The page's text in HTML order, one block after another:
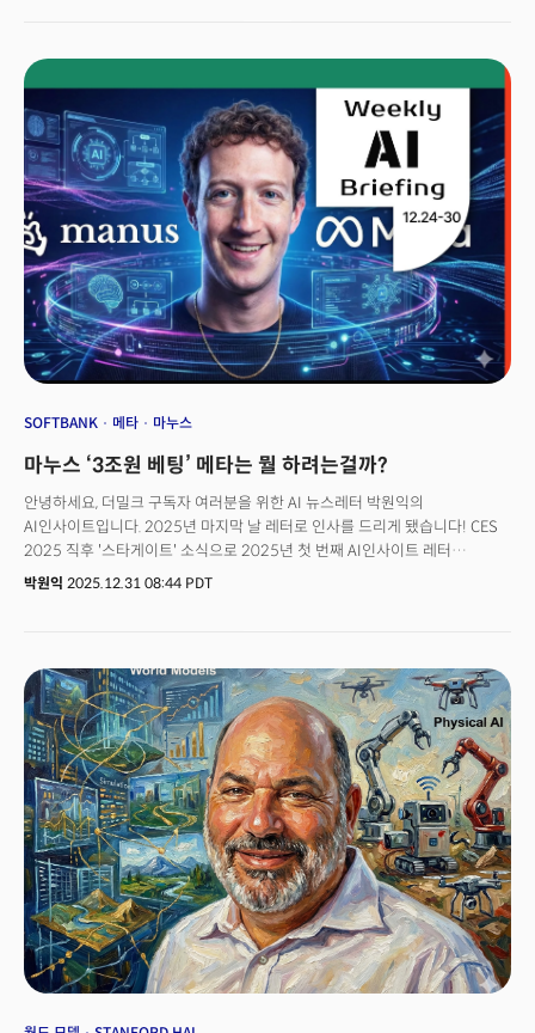
이상의 토트(Tote, 물류용 박스)를 옮기며 많은 데이터를
축적했다. 벨라가푸디 CTO는 특히 데모 영상 등 일부 과대 광고에 주의할
필요가 있다고 조언했다. 묘기를 부리거나 쿵푸를 하는 휴머노이드의 영상은
시선을 끌기 충분하지만, 실제 현장에 로봇을 투입하는 건 전혀 다른
이야기라는 설명이다. 그는 “영상 만으로는 해당 로봇이 그 동작을 완벽하게
수행하기까지 얼마나 많은 시도가 필요했는지 전혀 알 수 없다. 디짓이
배치되는 생산 환경에서는 용납될 수 없는 일”이라며 “예컨대 깨지거나
미끄러운 토트 같은 특수 사례가 발생하더라도 디짓은 문제 없이 업무를 수행,
높은 신뢰성을 제공하도록 설계됐다”고 했다. 핵심은 피지컬 AI와
휴머노이드라는 거대한 혁신의 물결이 이미 시작됐다는 것이다. 더밀크가
CES 2026를 맞아 7일(현지시각) 라스베이거스에서 개최한 ‘K-이노베이션
나이트’에 기조연설로 참여한 벨라가푸디 CTO는 현재의 휴머노이드 열풍이
단순한 유행이 아니라 노동 시장의 압박, 하드웨어의 비약적 발전, ‘피지컬
AI(Physical AI)’의 혁명이 맞물린 결과라고 분석했다. 모건 스탠리나 골드만
시작했다. 모건 스탠리는 2050년까지 휴머노이드의 약 90%(약 9억3000만
시티그룹은 2050년 휴머노이드 로봇 시장 규모가 7조달러(약 1경341조원)
에 달할 것으로 예측했다.
SOFTBANK 메타 마누스
마누스 ‘3조원 베팅’ 메타는 뭘 하려는걸까?
안녕하세요, 더밀크 구독자 여러분을 위한 AI 뉴스레터 박원익의
AI인사이트입니다. 2025년 마지막 날 레터로 인사를 드리게 됐습니다! CES
2025 직후 '스타게이트' 소식으로 2025년 첫 번째 AI인사이트 레터
(뷰스레터 660호)를 보내드렸던 게 엊그제 같은데, 벌써 1년이 흘렀다는 게
2025, 구글 I/O 2025 현장 소식, 메타의 스케일AI 인수, 반도체 관세 이슈와
구글 제미나이 3 발표, 오픈AI의 GPT-5.2 론칭과 코드 레드 발령까지.정말 숨
돌릴 틈 없이 이슈가 몰아쳤던 한 해였습니다. 매주 수요일(KST) 보내드린
레터가 총 46통이네요. 더밀크 AI인사이트 레터만 챙겨보셔도 AI 핵심 이슈를
놓치지 않을 수 있게 해드리려는 목표로 달려왔는데, 도움이 되셨을지
모르겠습니다. ☺️더밀크는 2026년 병오년(丙午年)에도 붉은 말, 적토마처럼
쉬지 않고 빠르게 달릴 계획입니다. AI 기술·산업의 시계는 멈추지 않고,
앞으로 더 빨라질 테니까요. 혁신과 변화를 놓치지 않으시려면 고삐를 꼭
잡으셔야 합니다! (구독과 추천, 회원 가입은 사랑입니다) 🙇🏻‍♂️
박원익 2025.12.31 08:44 PDT